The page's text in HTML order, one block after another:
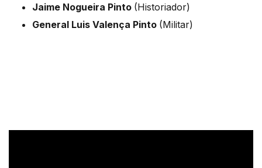
Jaime Nogueira Pinto (Historiador)
General Luis Valença Pinto (Militar)